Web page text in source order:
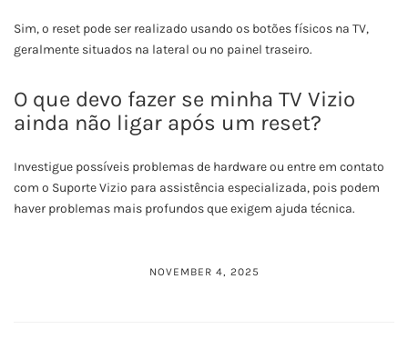
Sim, o reset pode ser realizado usando os botões físicos na TV,
geralmente situados na lateral ou no painel traseiro.
O que devo fazer se minha TV Vizio
ainda não ligar após um reset?
Investigue possíveis problemas de hardware ou entre em contato
com o Suporte Vizio para assistência especializada, pois podem
haver problemas mais profundos que exigem ajuda técnica.
NOVEMBER 4, 2025